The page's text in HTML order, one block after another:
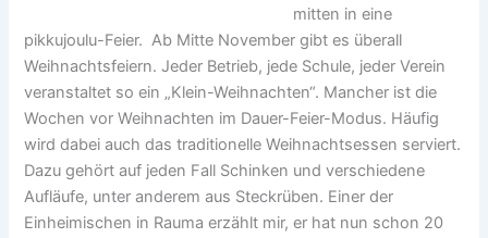
mitten in eine
pikkujoulu-Feier. Ab Mitte November gibt es überall
Weihnachtsfeiern. Jeder Betrieb, jede Schule, jeder Verein
veranstaltet so ein „Klein-Weihnachten“. Mancher ist die
Wochen vor Weihnachten im Dauer-Feier-Modus. Häufig
wird dabei auch das traditionelle Weihnachtsessen serviert.
Dazu gehört auf jeden Fall Schinken und verschiedene
Aufläufe, unter anderem aus Steckrüben. Einer der
Einheimischen in Rauma erzählt mir, er hat nun schon 20